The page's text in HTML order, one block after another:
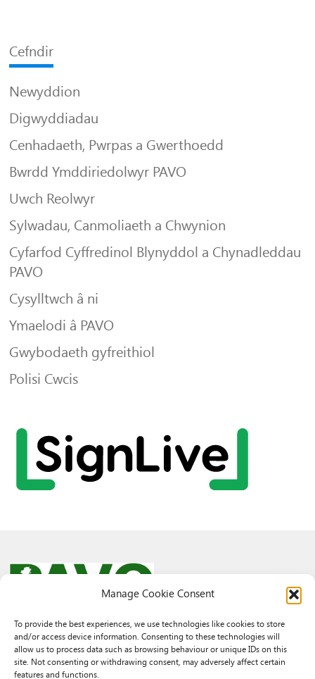
Manage Cookie Consent
To provide the best experiences, we use technologies like cookies to store
and/or access device information. Consenting to these technologies will
allow us to process data such as browsing behaviour or unique IDs on this
site. Not consenting or withdrawing consent, may adversely affect certain
features and functions.
Cefndir
Newyddion
Digwyddiadau
Cenhadaeth, Pwrpas a Gwerthoedd
Bwrdd Ymddiriedolwyr PAVO
Uwch Reolwyr
Sylwadau, Canmoliaeth a Chwynion
Cyfarfod Cyffredinol Blynyddol a Chynadleddau
PAVO
Cysylltwch â ni
Ymaelodi â PAVO
Gwybodaeth gyfreithiol
Polisi Cwcis
© 2026 PAVO all rights reserved.
Rhif Elusen Gofrestredig: 1069557. Cwmni Cyfyngedig drwy warant
3522144. Wedi ei gofrestru yng Nghymru.